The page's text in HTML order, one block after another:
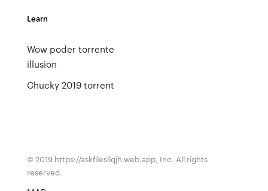
Learn
Wow poder torrente
illusion
Chucky 2019 torrent
© 2019 https://askfilesllqjh.web.app, Inc. All rights
reserved.